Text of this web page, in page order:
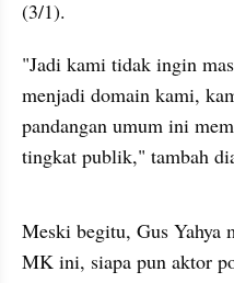
(3/1).
"Jadi kami tidak ingin
menjadi domain kami,
pandangan umum ini
tingkat publik," tambah
Meski begitu, Gus Yahya
MK ini, siapa pun aktor